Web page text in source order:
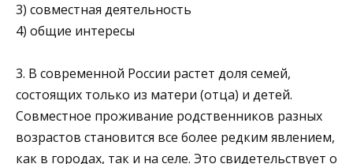
3) совместная деятельность
4) общие интересы
3. В современной России растет доля семей,
состоящих только из матери (отца) и детей.
Совместное проживание родственников разных
возрастов становится все более редким явлением,
как в городах, так и на селе. Это свидетельствует о